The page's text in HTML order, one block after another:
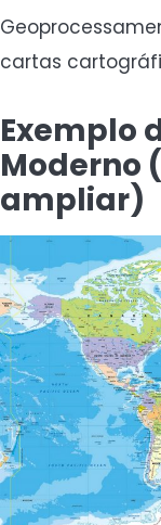
cartas
Exemplo
Moderno
ampliar)